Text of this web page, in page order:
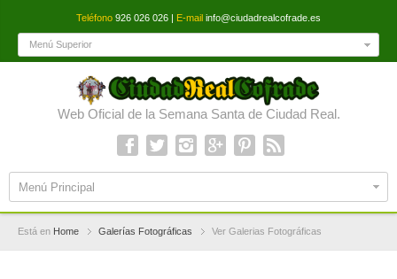
Teléfono 926 026 026 | E-mail info@ciudadrealcofrade.es
Menú Superior
Web Oficial de la Semana Santa de Ciudad Real.
Menú Principal
Está en Home Galerías Fotográficas Ver Galerias Fotográficas